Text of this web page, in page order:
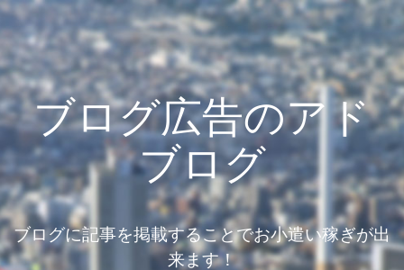
ブログ広告のアド
ブログ
ブログに記事を掲載することでお小遣い稼ぎが出
来ます！